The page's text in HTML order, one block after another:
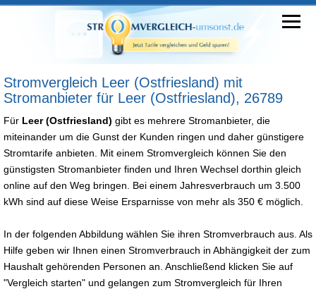
Stromvergleich Leer (Ostfriesland) mit
Stromanbieter für Leer (Ostfriesland), 26789
Für Leer (Ostfriesland) gibt es mehrere Stromanbieter, die
miteinander um die Gunst der Kunden ringen und daher günstigere
Stromtarife anbieten. Mit einem Stromvergleich können Sie den
günstigsten Stromanbieter finden und Ihren Wechsel dorthin gleich
online auf den Weg bringen. Bei einem Jahresverbrauch um 3.500
kWh sind auf diese Weise Ersparnisse von mehr als 350 € möglich.
In der folgenden Abbildung wählen Sie ihren Stromverbrauch aus. Als
Hilfe geben wir Ihnen einen Stromverbrauch in Abhängigkeit der zum
Haushalt gehörenden Personen an. Anschließend klicken Sie auf
"Vergleich starten" und gelangen zum Stromvergleich für Ihren